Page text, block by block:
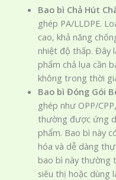
Bao bì Chả Hút
ghép PA/LLDPE.
cao, khả năng
nhiệt độ thấp. Đây
phẩm chả lụa cần
không trong thời
Bao bì Đóng Gói
ghép như OPP/
thường được ứng
phẩm. Bao bì này
hóa và dễ dàng
bao bì này thường
siêu thị hoặc dùng